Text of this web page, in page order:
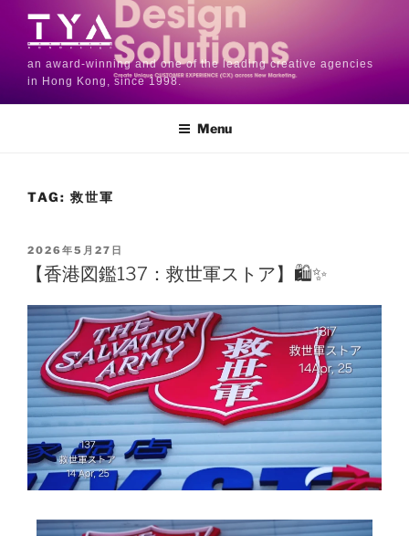
an award-winning and one of the leading creative agencies
in Hong Kong, since 1998.
Menu
TAG:救世軍
2026年5月27日
【香港図鑑137：救世軍ストア】🛍️✨